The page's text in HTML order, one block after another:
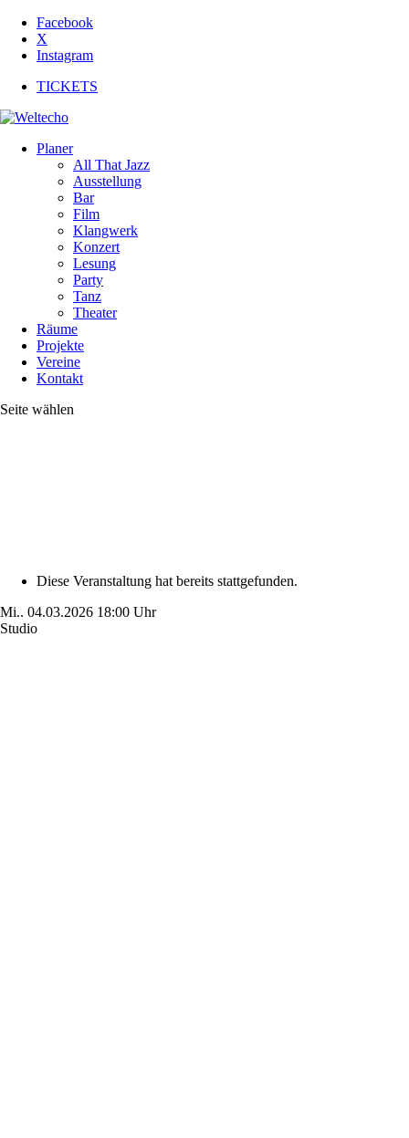
Facebook
X
Instagram
TICKETS
Planer
All That Jazz
Ausstellung
Bar
Film
Klangwerk
Konzert
Lesung
Party
Tanz
Theater
Räume
Projekte
Vereine
Kontakt
Seite wählen
Diese Veranstaltung hat bereits stattgefunden.
Mi.. 04.03.2026 18:00 Uhr
Studio